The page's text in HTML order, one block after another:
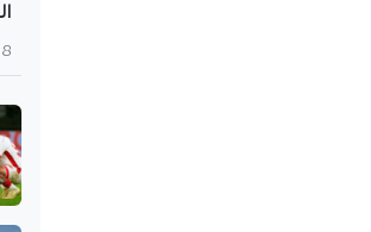
8 أغسطس 2026